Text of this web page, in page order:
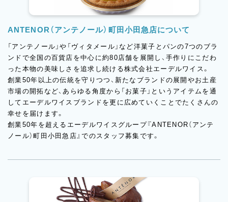
ANTENOR（アンテノール）町田小田急店について
「アンテノール」や「ヴィタメール」など洋菓子とパンの7つのブラ
ンドで全国の百貨店を中心に約80店舗を展開し、手作りにこだわ
った本物の美味しさを追求し続ける株式会社エーデルワイス。
創業50年以上の伝統を守りつつ、新たなブランドの展開やお土産
市場の開拓など、あらゆる角度から「お菓子」というアイテムを通
してエーデルワイスブランドを更に広めていくことでたくさんの
幸せを届けます。
創業50年を超えるエーデルワイスグループ『ANTENOR（アンテ
ノール）町田小田急店』でのスタッフ募集です。